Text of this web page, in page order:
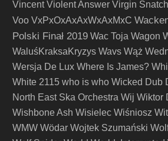
Vincent Violent Answer Virgin Snatch
Voo VxPxOxAxAxWxAxMxC
Polski Finał 2019 Wac Toja Wagon
WaluśKraksaKryzys Wavs Wąż
Wersja De Lux Where Is James?
White 2115 who is who Wicked Dub
North East Ska Orchestra Wij Wiktor
Wishbone Ash Wisielec Wiśniosz
WMW Wödar Wojtek Szumański